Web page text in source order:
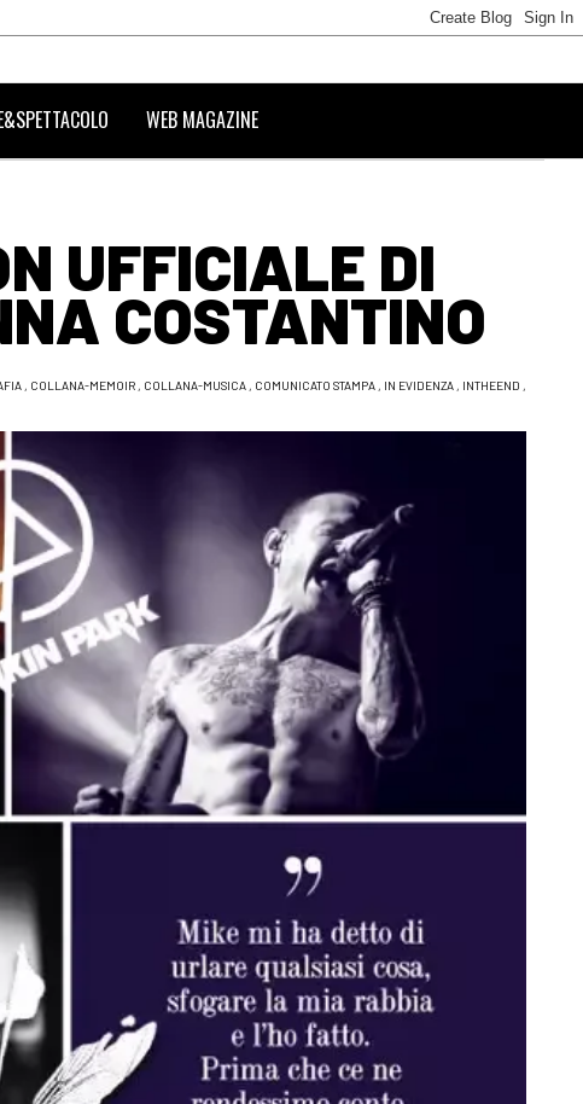
WEB MAGAZINE
UFFICIALE DI
COSTANTINO
, COLLANA-MEMOIR , COLLANA-MUSICA , COMUNICATO STAMPA , IN EVIDENZA , INTHEEND ,